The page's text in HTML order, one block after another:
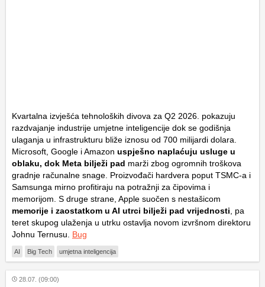
Kvartalna izvješća tehnoloških divova za Q2 2026. pokazuju
razdvajanje industrije umjetne inteligencije dok se godišnja
ulaganja u infrastrukturu bliže iznosu od 700 milijardi dolara.
Microsoft, Google i Amazon uspješno naplaćuju usluge u
oblaku, dok Meta bilježi pad marži zbog ogromnih troškova
gradnje računalne snage. Proizvođači hardvera poput TSMC-a i
Samsunga mirno profitiraju na potražnji za čipovima i
memorijom. S druge strane, Apple suočen s nestašicom
memorije i zaostatkom u AI utrci bilježi pad vrijednosti , pa
teret skupog ulaženja u utrku ostavlja novom izvršnom direktoru
Johnu Ternusu. Bug
AI Big Tech umjetna inteligencija
28.07. (09:00)